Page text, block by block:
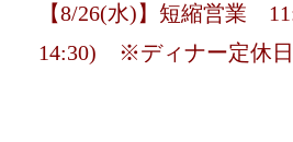
【8/26(水)】短縮営業
14:30) ※ディナー定休